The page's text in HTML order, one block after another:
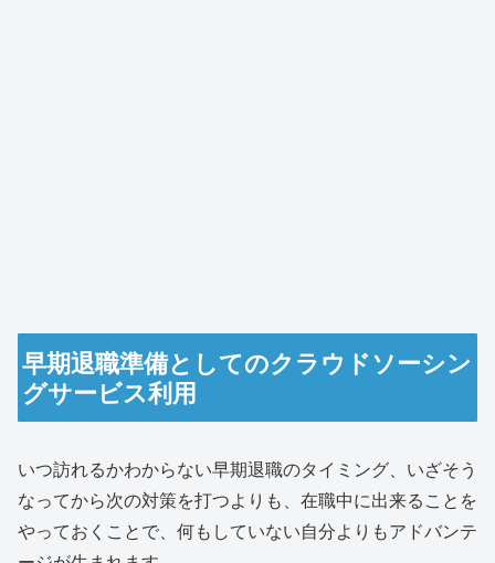
早期退職準備としてのクラウドソーシン
グサービス利用
いつ訪れるかわからない早期退職のタイミング、いざそう
なってから次の対策を打つよりも、在職中に出来ることを
やっておくことで、何もしていない自分よりもアドバンテ